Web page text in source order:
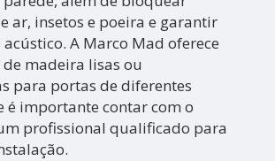
ar, insetos e poeira e garantir
A Marco Mad oferece
madeira lisas ou
para portas de diferentes
é importante contar com o
profissional qualificado para